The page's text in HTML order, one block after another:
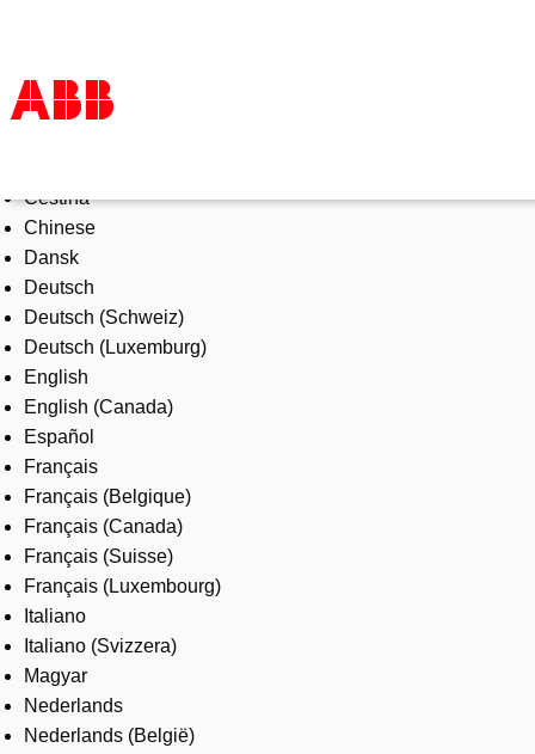
Products & Solutions
Industries
Services
About us
Where to buy
Contact us
Careers
Čeština
Chinese
Dansk
Deutsch
Deutsch (Schweiz)
Deutsch (Luxemburg)
English
English (Canada)
Español
Français
Français (Belgique)
Français (Canada)
Français (Suisse)
Français (Luxembourg)
Italiano
Italiano (Svizzera)
Magyar
Nederlands
Nederlands (België)